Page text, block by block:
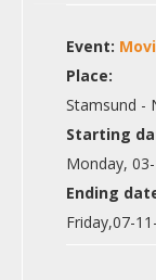
Event:
Place:
Stamsund -
Starting
Monday,
Ending
Friday,07-